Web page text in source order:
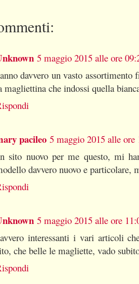
5 maggio 2015 alle ore
davvero un vasto
magliettina che indossi quella
pacileo 5 maggio 2015 alle ore
sito nuovo per me questo, mi
davvero nuovo e
5 maggio 2015 alle ore
interessanti i vari articoli
che belle le magliette, vado